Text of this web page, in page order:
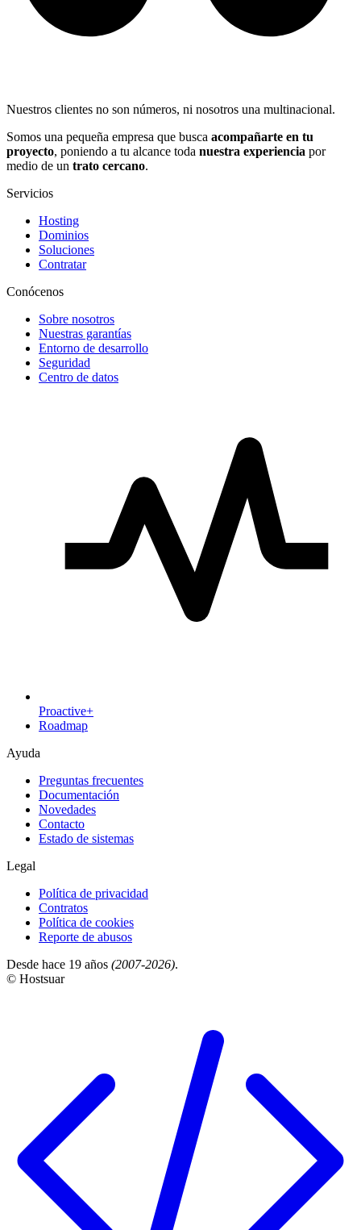
Nuestros clientes no son números, ni nosotros una multinacional.
Somos una pequeña empresa que busca acompañarte en tu
proyecto, poniendo a tu alcance toda nuestra experiencia por
medio de un trato cercano.
Servicios
Hosting
Dominios
Soluciones
Contratar
Conócenos
Sobre nosotros
Nuestras garantías
Entorno de desarrollo
Seguridad
Centro de datos
Proactive+
Roadmap
Ayuda
Preguntas frecuentes
Documentación
Novedades
Contacto
Estado de sistemas
Legal
Política de privacidad
Contratos
Política de cookies
Reporte de abusos
Desde hace 19 años (2007-2026).
© Hostsuar